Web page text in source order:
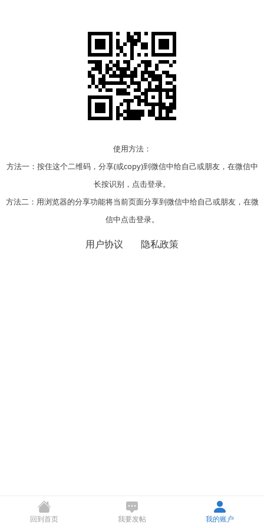
使用方法：
方法一：按住这个二维码，分享(或copy)到微信中给自己或朋友，在微信中
长按识别，点击登录。
方法二：用浏览器的分享功能将当前页面分享到微信中给自己或朋友，在微
信中点击登录。
用户协议 隐私政策
回到首页 我要发帖 我的账户